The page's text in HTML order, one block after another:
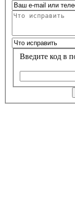
Введите код в